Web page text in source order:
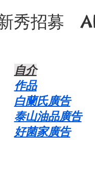
秀招募
自介​
作品
白蘭氏廣告
泰山油品廣告
好菌家廣告